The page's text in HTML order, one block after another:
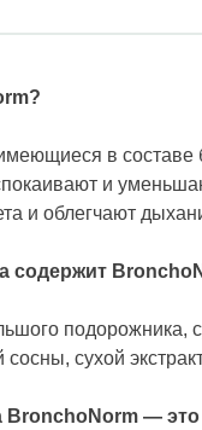
в составе
и
и облегчают
содержит
подорожника,
сухой
BronchoNorm —